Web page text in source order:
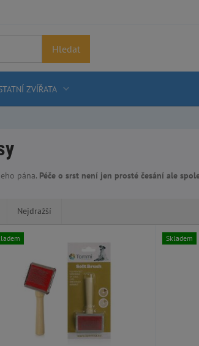
Hledat
ZVÍŘATA
pána. Péče o srst není jen prosté česání ale společně strávený čas kdy se prohlubuje pouto
Nejdražší
Skladem